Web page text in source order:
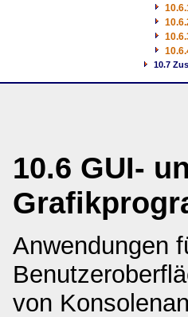
10.7
10.6 GUI-
Anwendungen
von